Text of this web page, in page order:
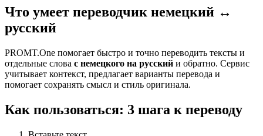
Что умеет переводчик немецкий ↔
русский
PROMT.One помогает быстро и точно переводить тексты и
отдельные слова с немецкого на русский и обратно. Сервис
учитывает контекст, предлагает варианты перевода и
помогает сохранять смысл и стиль оригинала.
Как пользоваться: 3 шага к переводу